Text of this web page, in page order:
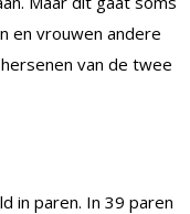
en vrouwen andere
van de twee
in paren. In 39 paren